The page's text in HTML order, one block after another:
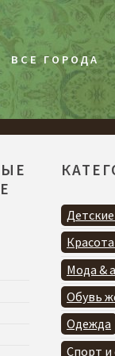
ВСЕ ГОРОДА
Мода &
Обувь
Одежда
Спорт